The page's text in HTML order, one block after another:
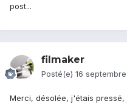
post...
filmaker
Posté(e) 16 septembre
Merci, désolée, j'étais